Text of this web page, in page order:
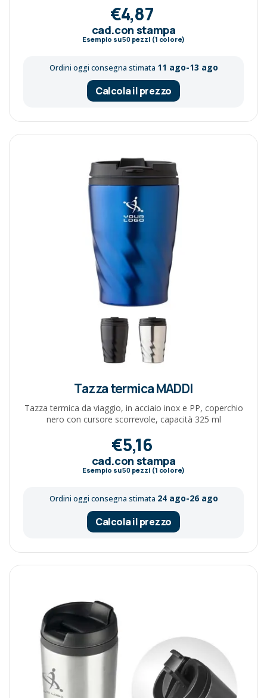
€4,87
cad.con stampa
Esempio su50pezzi (1 colore)
Ordini oggi consegna stimata 11 ago-13 ago
Calcola il prezzo
Tazza termica MADDI
Tazza termica da viaggio, in acciaio inox e PP, coperchio
nero con cursore scorrevole, capacità 325 ml
€5,16
cad.con stampa
Esempio su50pezzi (1 colore)
Ordini oggi consegna stimata 24 ago-26 ago
Calcola il prezzo